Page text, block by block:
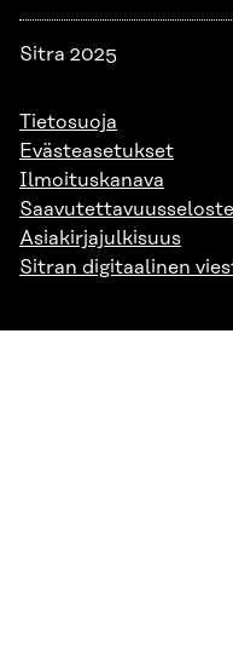
Sitra 2025
Tietosuoja
Evästeasetukset
Ilmoituskanava
Saavutettavuusseloste
Asiakirjajulkisuus
Sitran digitaalinen